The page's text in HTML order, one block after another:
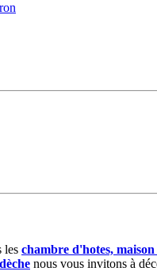
les chambre d'hotes,
nous vous invitons à